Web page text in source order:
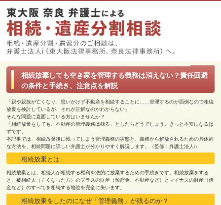
相続放棄しても空き家を管理する義務は消えない？責任回避
の条件と手続き、注意点を解説
「親や親族が亡くなり、思いがけず不動産を相続することに……管理するのが面倒なので相続
放棄を検討しているが、それが正解なのかわからない」
そんな問題に直面している方はいませんか？
「相続放棄をしても、不動産の管理義務は残る」としたらどうでしょう。きっと不安になるは
ずです。
本記事では、相続放棄後に残ってしまう管理義務の実態と、義務から解放されるための具体的
な方法を、相続問題に詳しい弁護士が分かりやすく解説します。（監修：弁護士法人i）
相続放棄とは
相続放棄とは、相続人が相続する権利を法的に放棄するための手続きです。相続放棄をする
と、被相続人（亡くなった方）のプラスの財産（預貯金、不動産など）とマイナスの財産（借
金など）のすべてを相続する地位を完全に失います。
相続放棄をしたのになぜ「管理義務」が残るのか？